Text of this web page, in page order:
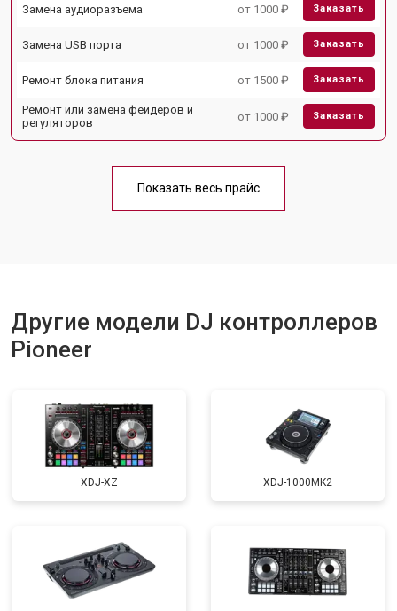
Замена аудиоразъема от 1000 ₽ Заказать
Замена USB порта от 1000 ₽ Заказать
Ремонт блока питания от 1500 ₽ Заказать
Ремонт или замена фейдеров и
регуляторов
от 1000 ₽ Заказать
Показать весь прайс
Другие модели DJ контроллеров
Pioneer
XDJ-XZ XDJ-1000MK2